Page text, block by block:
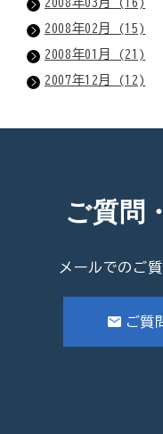
2008年02月 (15)
2008年01月 (21)
2007年12月 (12)
ご質問
メールでのご
ご質